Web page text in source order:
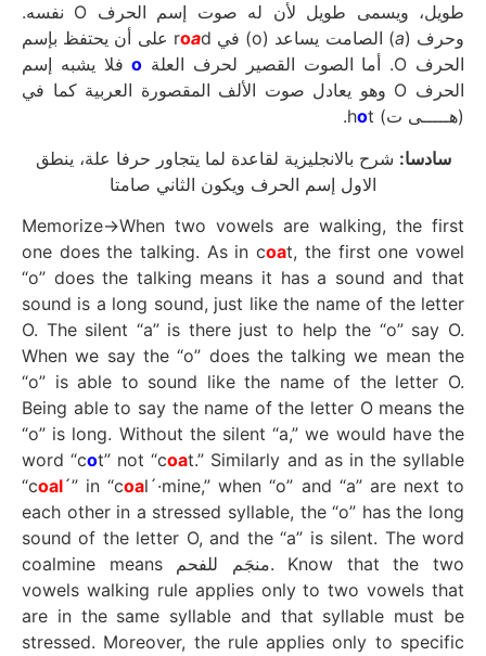
طويل، ويسمى طويل لأن له صوت إسم الحرف O نفسه.
وحرف (a) الصامت يساعد (o) في r oa
d على أن يحتفظ بإسم
الحرف O. أما الصوت القصير لحرف العلة
oفلا يشبه إسم
الحرف O وهو يعادل صوت الألف المقصورة العربية كما في
(هـــــى ت) h ot.
سادسا: شرح بالانجليزية لقاعدة لما يتجاور حرفا علة، ينطق
الاول إسم الحرف ويكون الثاني صامتا
Memorize→When two vowels are walking, the first
one does the talking. As in coat, the first one vowel
“o” does the talking means it has a sound and that
sound is a long sound, just like the name of the letter
O. The silent “a” is there just to help the “o” say O.
When we say the “o” does the talking we mean the
“o” is able to sound like the name of the letter O.
Being able to say the name of the letter O means the
“o” is long. Without the silent “a,” we would have the
word “cot” not “coat.” Similarly and as in the syllable
“coal´” in “coal´·mine,” when “o” and “a” are next to
each other in a stressed syllable, the “o” has the long
sound of the letter O, and the “a” is silent. The word
coalmine means منجَم للفحم. Know that the two
vowels walking rule applies only to two vowels that
are in the same syllable and that syllable must be
stressed. Moreover, the rule applies only to specific